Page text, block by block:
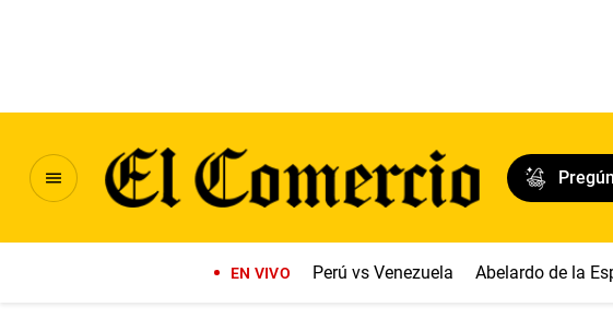
EN VIVO Perú vs Venezuela Abelardo de la